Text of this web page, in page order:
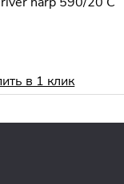
в 1 клик